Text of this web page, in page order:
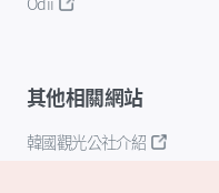
其他相關網站
韓國觀光公社介紹